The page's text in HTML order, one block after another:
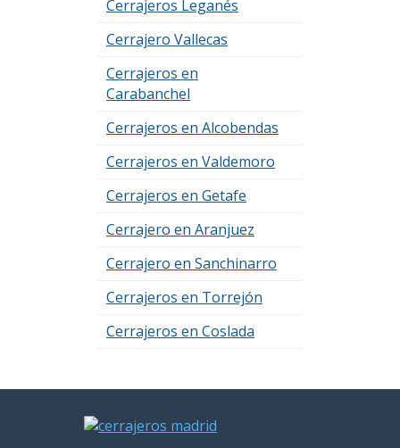
Cerrajeros Leganés
Cerrajero Vallecas
Cerrajeros en
Carabanchel
Cerrajeros en Alcobendas
Cerrajeros en Valdemoro
Cerrajeros en Getafe
Cerrajero en Aranjuez
Cerrajero en Sanchinarro
Cerrajeros en Torrejón
Cerrajeros en Coslada